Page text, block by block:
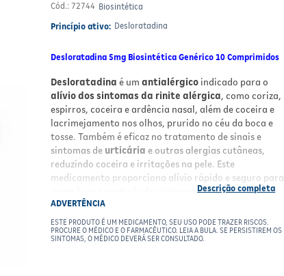
Cód.:72744 Biosintética
Princípio ativo: Desloratadina
Desloratadina 5mg Biosintética Genérico 10 Comprimidos
Desloratadina é umantialérgico indicado para o
alívio dos sintomas da rinite alérgica, como coriza,
espirros, coceira e ardência nasal, além de coceira e
lacrimejamento nos olhos, prurido no céu da boca e
tosse. Também é eficaz no tratamento de sinais e
sintomas de urticária e outras alergias cutâneas,
reduzindo coceira e irritações na pele. Este
medicamento proporciona alívio rápido e seguro para
quem busca controle dos sintomas alérgicos.
Alívio dos sintomas nasais e oculares
ADVERTÊNCIA
ESTE PRODUTO É UM MEDICAMENTO, SEU USO PODE TRAZER RISCOS.
PROCURE O MÉDICO E O FARMACÊUTICO. LEIA A BULA. SE PERSISTIREM OS
SINTOMAS, O MÉDICO DEVERÁ SER CONSULTADO.